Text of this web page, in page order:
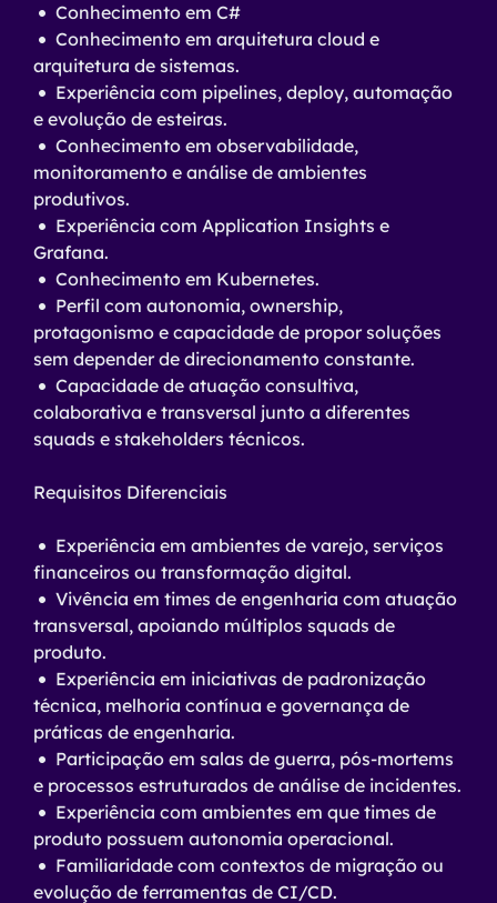
Conhecimento em C#
Conhecimento em arquitetura cloud e
arquitetura de sistemas.
Experiência com pipelines, deploy, automação
e evolução de esteiras.
Conhecimento em observabilidade,
monitoramento e análise de ambientes
produtivos.
Experiência com Application Insights e
Grafana.
Conhecimento em Kubernetes.
Perfil com autonomia, ownership,
protagonismo e capacidade de propor soluções
sem depender de direcionamento constante.
Capacidade de atuação consultiva,
colaborativa e transversal junto a diferentes
squads e stakeholders técnicos.
Requisitos Diferenciais
Experiência em ambientes de varejo, serviços
financeiros ou transformação digital.
Vivência em times de engenharia com atuação
transversal, apoiando múltiplos squads de
produto.
Experiência em iniciativas de padronização
técnica, melhoria contínua e governança de
práticas de engenharia.
Participação em salas de guerra, pós-mortems
e processos estruturados de análise de incidentes.
Experiência com ambientes em que times de
produto possuem autonomia operacional.
Familiaridade com contextos de migração ou
evolução de ferramentas de CI/CD.